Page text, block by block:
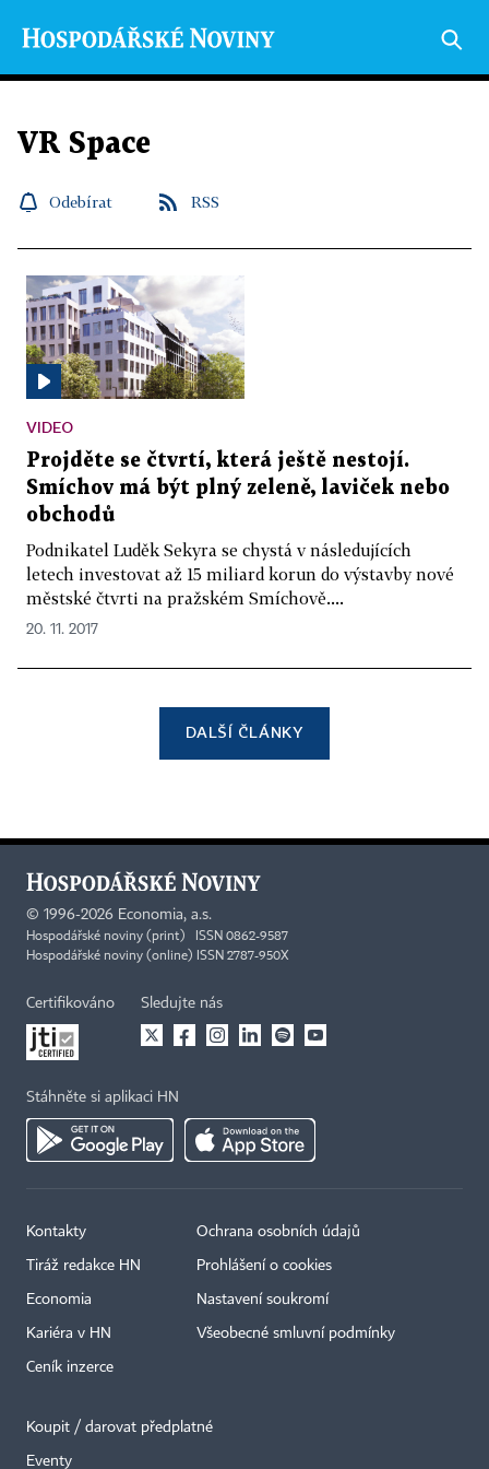
VR Space
Odebírat RSS
VIDEO
Projděte se čtvrtí, která ještě nestojí.
Smíchov má být plný zeleně, laviček nebo
obchodů
Podnikatel Luděk Sekyra se chystá v následujících
letech investovat až 15 miliard korun do výstavby nové
městské čtvrti na pražském Smíchově....
20. 11. 2017
DALŠÍ ČLÁNKY
© 1996-2026 Economia, a.s.
Hospodářské noviny (print) ISSN 0862-9587
Hospodářské noviny (online) ISSN 2787-950X
Certifikováno Sledujte nás
Stáhněte si aplikaci HN
Kontakty
Tiráž redakce HN
Economia
Kariéra v HN
Ceník inzerce
Ochrana osobních údajů
Prohlášení o cookies
Nastavení soukromí
Všeobecné smluvní podmínky
Koupit / darovat předplatné
Eventy